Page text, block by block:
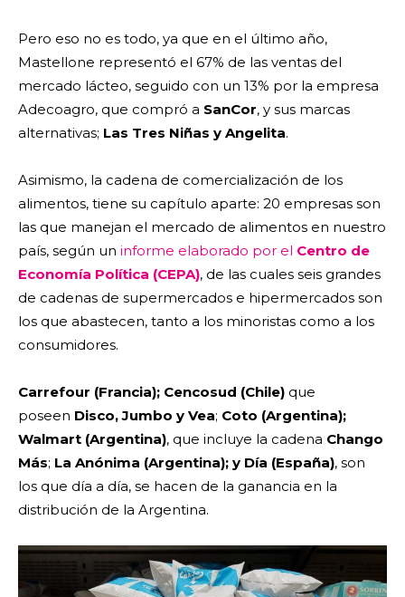
Pero eso no es todo, ya que en el último año,
Mastellone representó el 67% de las ventas del
mercado lácteo, seguido con un 13% por la empresa
Adecoagro, que compró a SanCor, y sus marcas
alternativas; Las Tres Niñas y Angelita.
Asimismo, la cadena de comercialización de los
alimentos, tiene su capítulo aparte: 20 empresas son
las que manejan el mercado de alimentos en nuestro
país, según un informe elaborado por el Centro de
Economía Política (CEPA), de las cuales seis grandes
de cadenas de supermercados e hipermercados son
los que abastecen, tanto a los minoristas como a los
consumidores.
Carrefour (Francia); Cencosud (Chile) que
poseen Disco, Jumbo y Vea; Coto (Argentina);
Walmart (Argentina), que incluye la cadena Chango
Más; La Anónima (Argentina); y Día (España), son
los que día a día, se hacen de la ganancia en la
distribución de la Argentina.